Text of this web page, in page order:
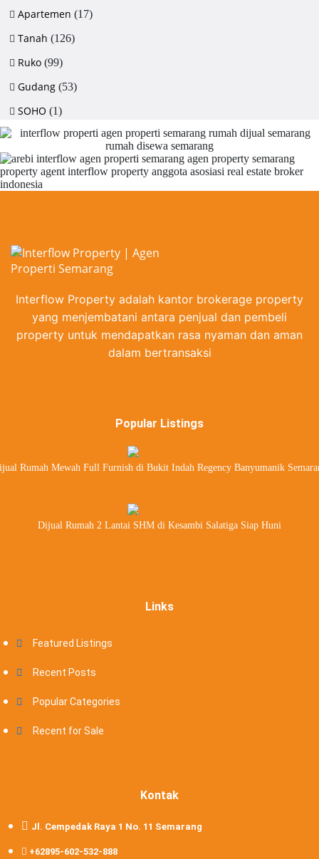
Apartemen (17)
Tanah (126)
Ruko (99)
Gudang (53)
SOHO (1)
Interflow Property adalah kantor brokerage property
yang menjembatani antara penjual dan pembeli
property untuk mendapatkan rasa nyaman dan aman
dalam bertransaksi
Popular Listings
Rumah Mewah Full Furnish di Bukit Indah Regency Banyumanik
Dijual Rumah 2 Lantai SHM di Kesambi Salatiga Siap Huni
Links
Featured Listings
Recent Posts
Popular Categories
Recent for Sale
Kontak
Jl. Cempedak Raya 1 No. 11 Semarang
+62895-602-532-888